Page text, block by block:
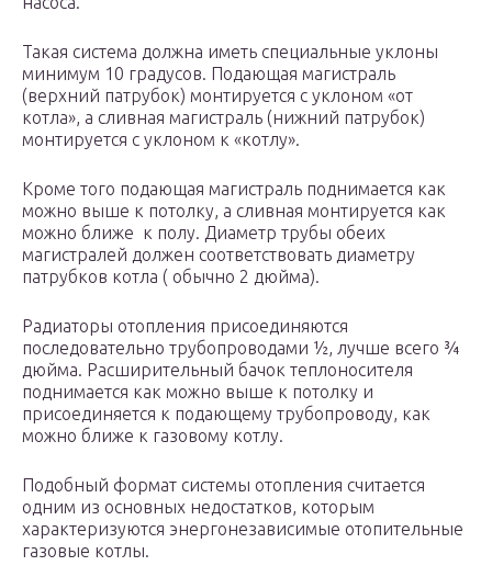
Такая система должна иметь специальные уклоны
минимум 10 градусов. Подающая магистраль
(верхний патрубок) монтируется с уклоном «от
котла», а сливная магистраль (нижний патрубок)
монтируется с уклоном к «котлу».
Кроме того подающая магистраль поднимается как
можно выше к потолку, а сливная монтируется как
можно ближе к полу. Диаметр трубы обеих
магистралей должен соответствовать диаметру
патрубков котла ( обычно 2 дюйма).
Радиаторы отопления присоединяются
последовательно трубопроводами ½, лучше всего ¾
дюйма. Расширительный бачок теплоносителя
поднимается как можно выше к потолку и
присоединяется к подающему трубопроводу, как
можно ближе к газовому котлу.
Подобный формат системы отопления считается
одним из основных недостатков, которым
характеризуются энергонезависимые отопительные
газовые котлы.